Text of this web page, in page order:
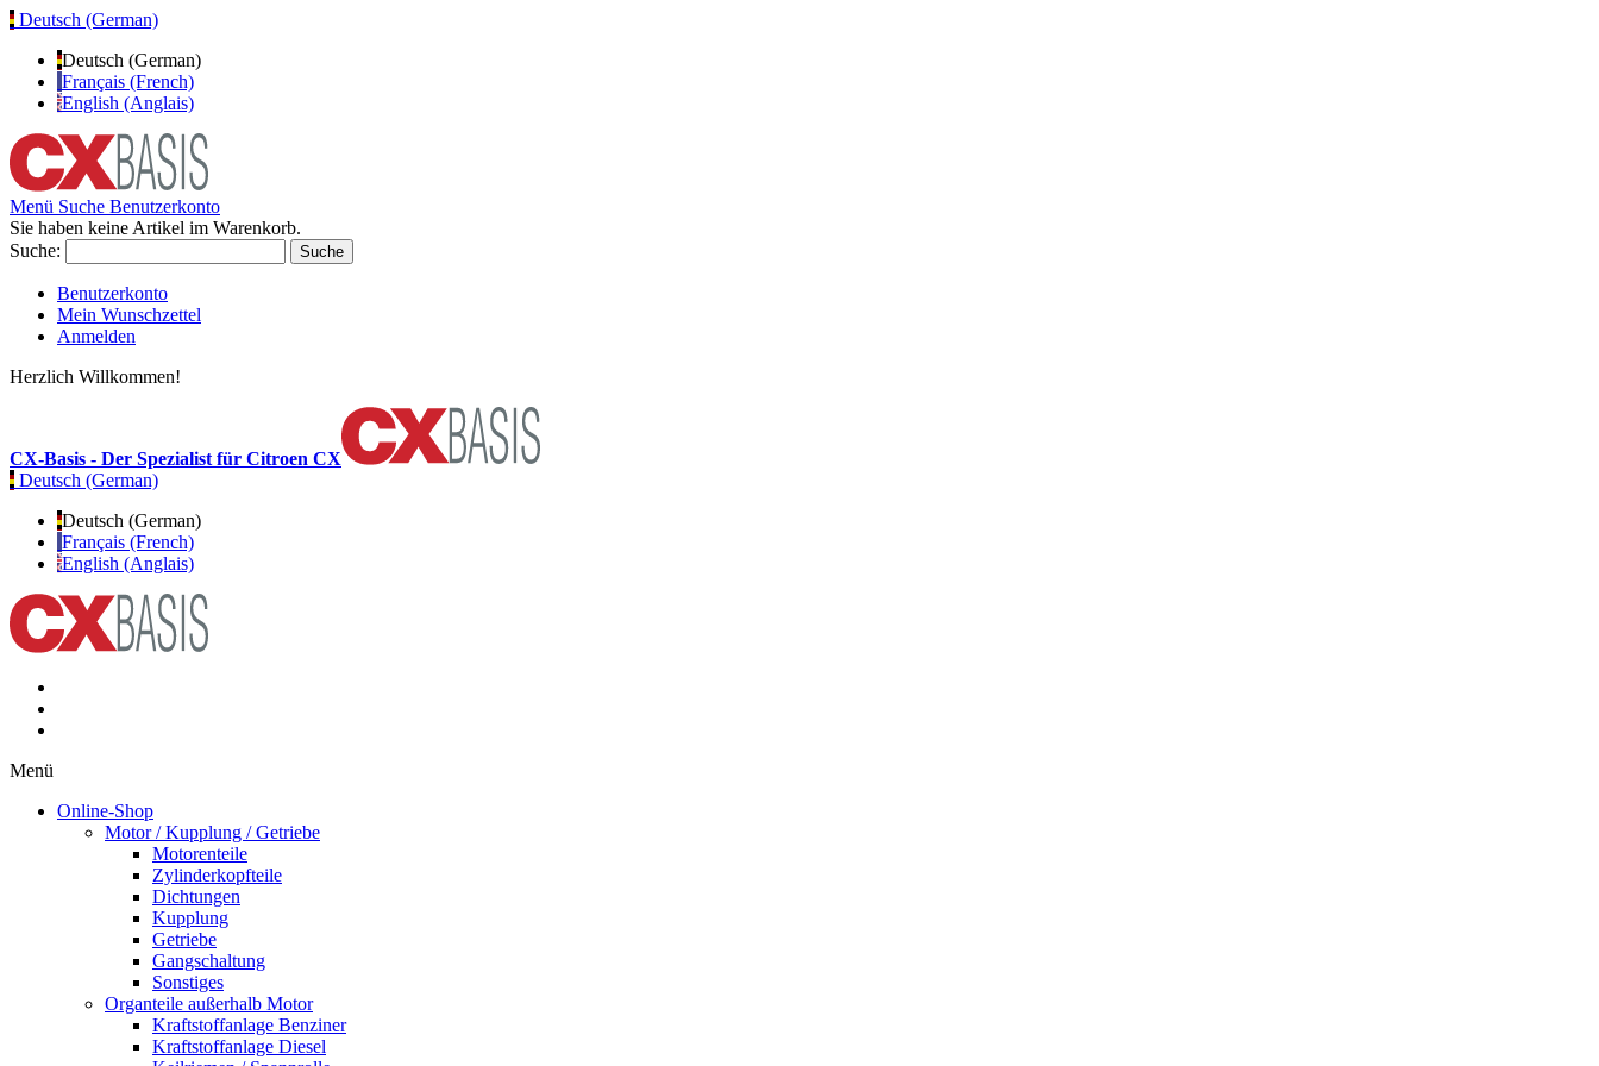
Deutsch (German)
Deutsch (German)
Français (French)
English (Anglais)
Menü Suche Benutzerkonto
Sie haben keine Artikel im Warenkorb.
Suche:
Suche
Benutzerkonto
Mein Wunschzettel
Anmelden
Herzlich Willkommen!
CX-Basis - Der Spezialist für Citroen CX
Deutsch (German)
Deutsch (German)
Français (French)
English (Anglais)
Menü
Online-Shop
Motor / Kupplung / Getriebe
Motorenteile
Zylinderkopfteile
Dichtungen
Kupplung
Getriebe
Gangschaltung
Sonstiges
Organteile außerhalb Motor
Kraftstoffanlage Benziner
Kraftstoffanlage Diesel